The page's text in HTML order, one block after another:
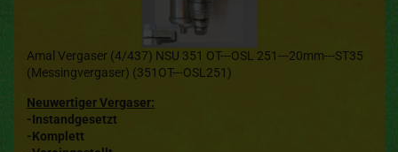
Amal Vergaser (4/437) NSU 351 OT---OSL 251---20mm---ST35
(Messingvergaser) (351OT---OSL251)
Neuwertiger Vergaser:
-Instandgesetzt
-Komplett